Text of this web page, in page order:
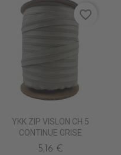
YKK ZIP VISLON CH 5
CONTINUE GRISE
5,16 €
favorite_border